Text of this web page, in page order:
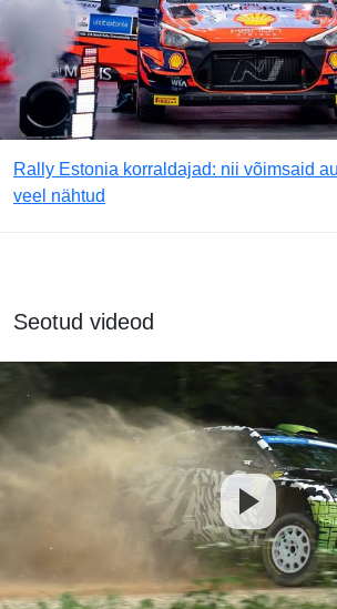
Rally Estonia korraldajad: nii võimsaid
veel nähtud
Seotud videod